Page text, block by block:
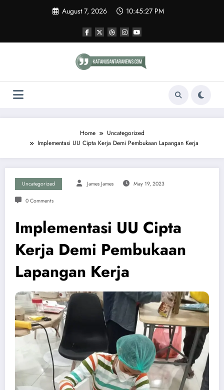
August 7, 2026 10:45:28 PM
Home
Uncategorized
Implementasi UU Cipta Kerja Demi Pembukaan Lapangan Kerja
Uncategorized James James May 19, 2023
0 Comments
Implementasi UU Cipta
Kerja Demi Pembukaan
Lapangan Kerja